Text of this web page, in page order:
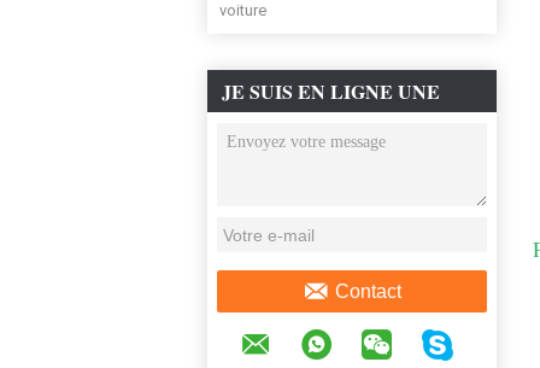
voiture
JE SUIS EN LIGNE UNE
DISCUSSION EN LIGNE
Contact